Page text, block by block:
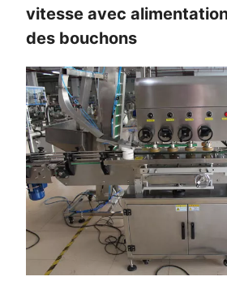
vitesse avec
des bouchons